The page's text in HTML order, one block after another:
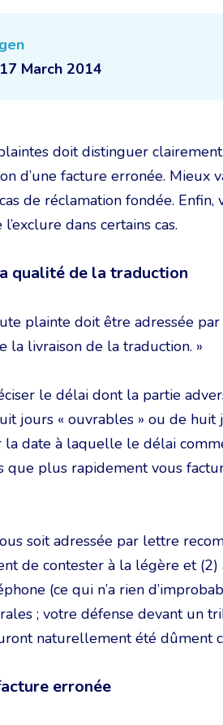
17 March 2014
doit distinguer
d’une facture erronée.
de réclamation fondée.
dans certains cas.
qualité de la traduction
plainte doit être adressée
la livraison de la traduction. »
le délai dont la partie
jours « ouvrables » ou de
date à laquelle le délai
que plus rapidement vous
soit adressée par lettre
de contester à la légère et
(ce qui n’a rien
; votre défense devant un
naturellement été dûment
erronée